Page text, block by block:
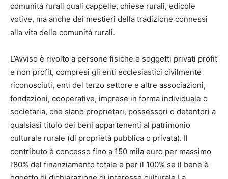
comunità rurali quali cappelle, chiese rurali, edicole
votive, ma anche dei mestieri della tradizione connessi
alla vita delle comunità rurali.
L’Avviso è rivolto a persone fisiche e soggetti privati profit
e non profit, compresi gli enti ecclesiastici civilmente
riconosciuti, enti del terzo settore e altre associazioni,
fondazioni, cooperative, imprese in forma individuale o
societaria, che siano proprietari, possessori o detentori a
qualsiasi titolo dei beni appartenenti al patrimonio
culturale rurale (di proprietà pubblica o privata). Il
contributo è concesso fino a 150 mila euro per massimo
l’80% del finanziamento totale e per il 100% se il bene è